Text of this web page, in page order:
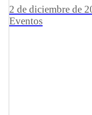
2 de diciembre de
Eventos